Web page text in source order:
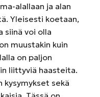
alallaan ja alan
Yleisesti koetaan,
siinä voi olla
muustakin kuin
on paljon
liittyviä haasteita.
kysymykset sekä